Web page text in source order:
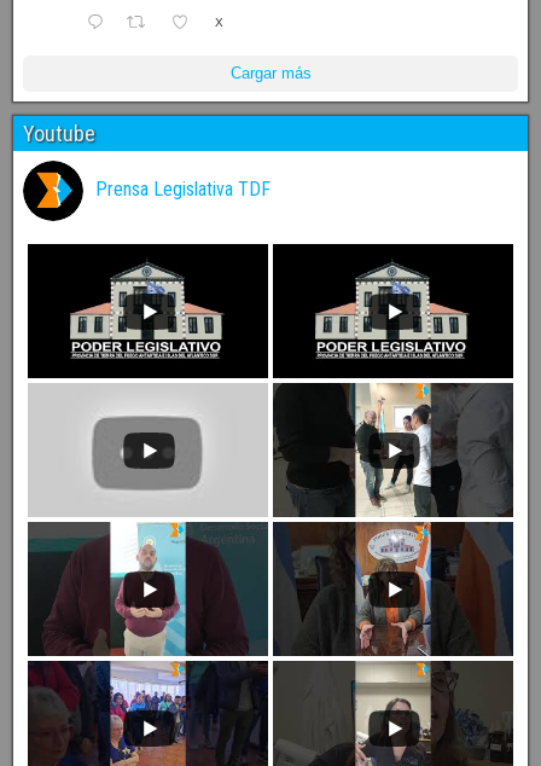
X
Cargar más
Youtube
Prensa Legislativa TDF